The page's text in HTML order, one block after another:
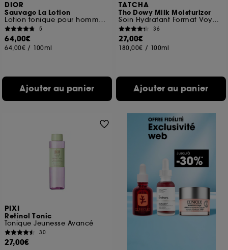
DIOR
Sauvage La Lotion
Lotion tonique pour homme à l'extrait de cactus
5
64,00€
64,00€ / 100ml
Ajouter au panier
TATCHA
The Dewy Milk Moisturizer
Soin Hydratant Format Voyage
36
27,00€
180,00€ / 100ml
Ajouter au panier
PIXI
Retinol Tonic
Tonique Jeunesse Avancé
30
27,00€